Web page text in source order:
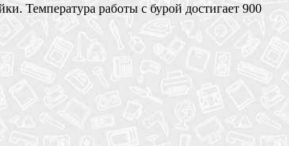
Температура работы с бурой достигает 900